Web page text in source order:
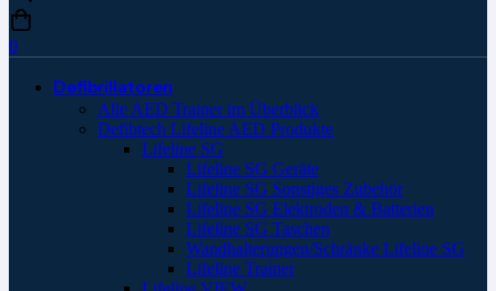
0
Defibrillatoren
Alle AED Trainer im Überblick
Defibtech Lifeline AED Produkte
Lifeline SG
Lifeline SG Geräte
Lifeline SG Sonstiges Zubehör
Lifeline SG Elektroden & Batterien
Lifeline SG Taschen
Wandhalterungen/Schränke Lifeline SG
Lifeline Trainer